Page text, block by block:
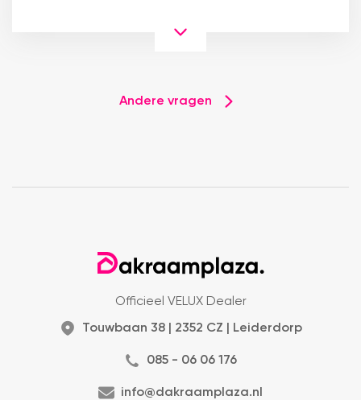
Andere vragen
Officieel VELUX Dealer
Touwbaan 38 | 2352 CZ | Leiderdorp
085 - 06 06 176
info@dakraamplaza.nl